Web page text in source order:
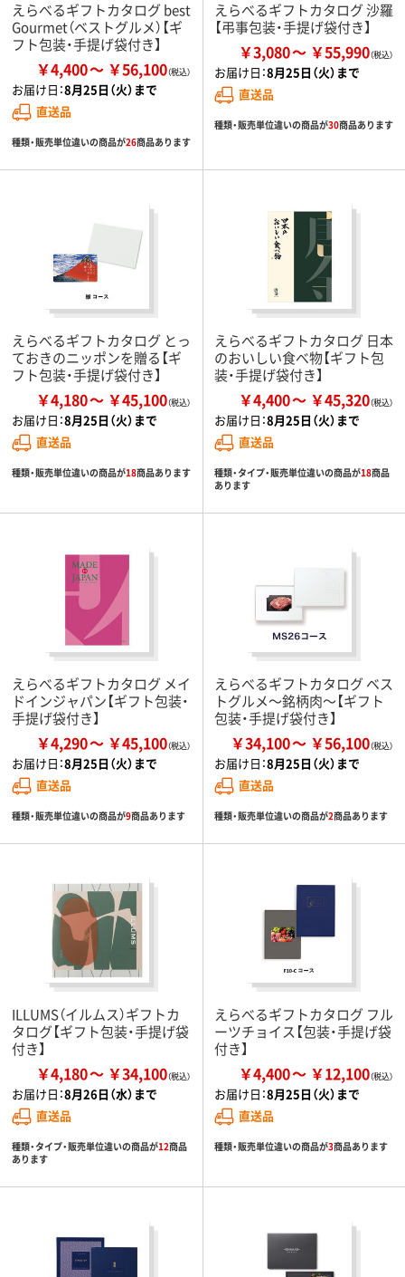
えらべるギフトカタログ best
Gourmet（ベストグルメ）【ギ
フト包装・手提げ袋付き】
￥4,400 ￥56,100
お届け日：8月25日（火）まで
直送品
種類・販売単位違いの商品が26商品あります
えらべるギフトカタログ 沙羅
【弔事包装・手提げ袋付き】
￥3,080 ￥55,990
お届け日：8月25日（火）まで
直送品
種類・販売単位違いの商品が30商品あります
えらべるギフトカタログ とっ
ておきのニッポンを贈る【ギ
フト包装・手提げ袋付き】
￥4,180 ￥45,100
お届け日：8月25日（火）まで
直送品
種類・販売単位違いの商品が18商品あります
えらべるギフトカタログ 日本
のおいしい食べ物【ギフト包
装・手提げ袋付き】
￥4,400 ￥45,320
お届け日：8月25日（火）まで
直送品
種類・タイプ・販売単位違いの商品が18商品
あります
えらべるギフトカタログ メイ
ドインジャパン【ギフト包装・
手提げ袋付き】
￥4,290 ￥45,100
お届け日：8月25日（火）まで
直送品
種類・販売単位違いの商品が9商品あります
えらべるギフトカタログ ベス
トグルメ～銘柄肉～【ギフト
包装・手提げ袋付き】
￥34,100 ￥56,100
お届け日：8月25日（火）まで
直送品
種類・販売単位違いの商品が2商品あります
ILLUMS（イルムス）ギフトカ
タログ【ギフト包装・手提げ袋
付き】
￥4,180 ￥34,100
お届け日：8月26日（水）まで
直送品
種類・タイプ・販売単位違いの商品が12商品
あります
えらべるギフトカタログ フル
ーツチョイス【包装・手提げ袋
付き】
￥4,400 ￥12,100
お届け日：8月25日（火）まで
直送品
種類・販売単位違いの商品が3商品あります